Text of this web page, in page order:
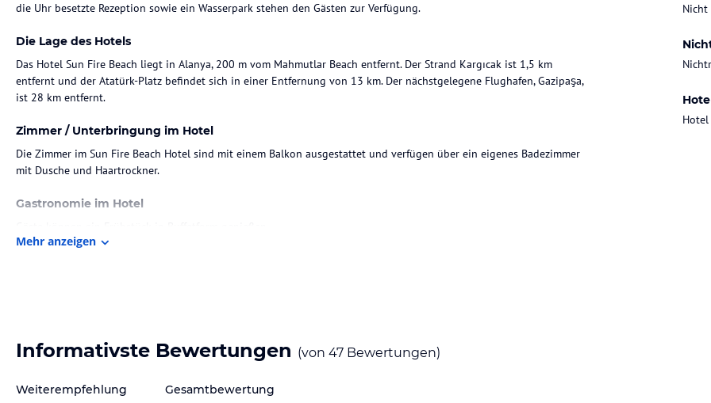
Hotel
die Uhr besetzte Rezeption sowie ein Wasserpark stehen den Gästen zur Verfügung.
Die Lage des Hotels
Das Hotel Sun Fire Beach liegt in Alanya, 200 m vom Mahmutlar Beach entfernt. Der Strand Kargıcak ist 1,5 km
entfernt und der Atatürk-Platz befindet sich in einer Entfernung von 13 km. Der nächstgelegene Flughafen, Gazipaşa,
ist 28 km entfernt.
Zimmer / Unterbringung im Hotel
Die Zimmer im Sun Fire Beach Hotel sind mit einem Balkon ausgestattet und verfügen über ein eigenes Badezimmer
mit Dusche und Haartrockner.
Gastronomie im Hotel
Mehr anzeigen
Informativste Bewertungen (von 47 Bewertungen)
Weiterempfehlung Gesamtbewertung